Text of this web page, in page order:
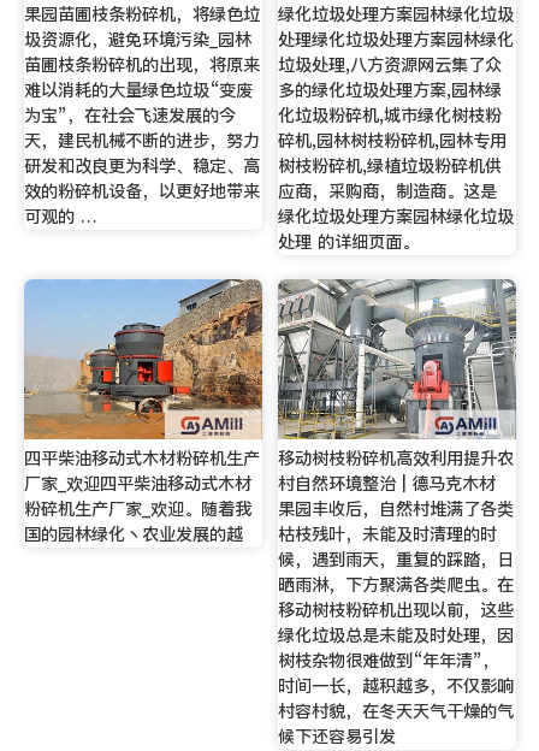
果园苗圃枝条粉碎机，将绿色垃
圾资源化，避免环境污染_园林
苗圃枝条粉碎机的出现，将原来
难以消耗的大量绿色垃圾“变废
为宝”，在社会飞速发展的今
天，建民机械不断的进步，努力
研发和改良更为科学、稳定、高
效的粉碎机设备，以更好地带来
可观的 …
绿化垃圾处理方案园林绿化垃圾
处理绿化垃圾处理方案园林绿化
垃圾处理,八方资源网云集了众
多的绿化垃圾处理方案,园林绿
化垃圾粉碎机,城市绿化树枝粉
碎机,园林树枝粉碎机,园林专用
树枝粉碎机,绿植垃圾粉碎机供
应商，采购商，制造商。这是
绿化垃圾处理方案园林绿化垃圾
处理 的详细页面。
四平柴油移动式木材粉碎机生产
厂家_欢迎四平柴油移动式木材
粉碎机生产厂家_欢迎。随着我
国的园林绿化丶农业发展的越
移动树枝粉碎机高效利用提升农
村自然环境整治 | 德马克木材
果园丰收后，自然村堆满了各类
枯枝残叶，未能及时清理的时
候，遇到雨天，重复的踩踏，日
晒雨淋，下方聚满各类爬虫。在
移动树枝粉碎机出现以前，这些
绿化垃圾总是未能及时处理，因
树枝杂物很难做到“年年清”，
时间一长，越积越多，不仅影响
村容村貌，在冬天天气干燥的气
候下还容易引发